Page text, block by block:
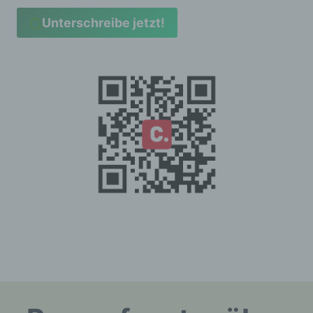
Unterschreibe jetzt!
Anja Röhl (Vorsitzende)
Kiehlufer 43
0176-24324947
E-Mail: info@verschickungsheime.de
Cookies / SessionStorage / LocalStorage
Die Internetseiten verwenden teilweise so